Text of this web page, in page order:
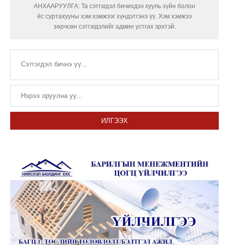
АНХААРУУЛГА: Та сэтгэгдэл бичихдээ хууль зүйн болон
ёс суртахууны хэм хэмжээг хүндэтгэнэ үү. Хэм хэмжээ
зөрчсөн сэтгэгдэлийг админ устгах эрхтэй.
ИЛГЭЭХ